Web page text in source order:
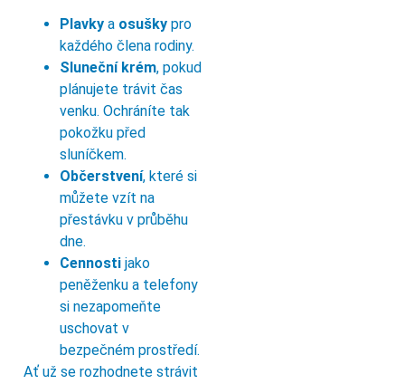
Plavky a osušky pro
každého člena rodiny.
Sluneční krém, pokud
plánujete trávit čas
venku. Ochráníte tak
pokožku před
sluníčkem.
Občerstvení, které si
můžete vzít na
přestávku v průběhu
dne.
Cennosti jako
peněženku a telefony
si nezapomeňte
uschovat v
bezpečném prostředí.
Ať už se rozhodnete strávit